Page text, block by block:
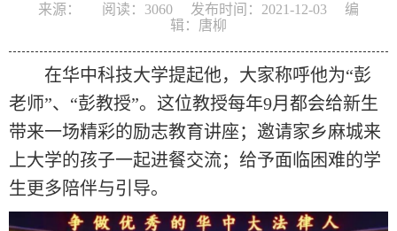
来源： 阅读： 3060 发布时间：2021-12-03
编
辑：唐柳
在华中科技大学提起他，大家称呼他为“彭
老师”、“彭教授”。这位教授每年9月都会给新生
带来一场精彩的励志教育讲座；邀请家乡麻城来
上大学的孩子一起进餐交流；给予面临困难的学
生更多陪伴与引导。